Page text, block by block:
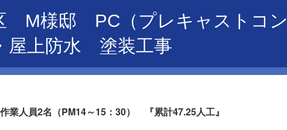
M様邸 PC（プレキャストコン
屋上防水 塗装工事
人員2名（PM14～15：30）
『累計47.25人工』